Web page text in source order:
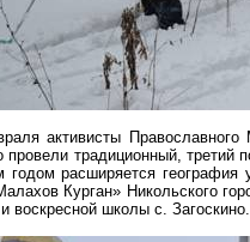
активисты
провели традиционный, третий
расширяется география
Курган» Никольского
воскресной школы с. Загоскино.